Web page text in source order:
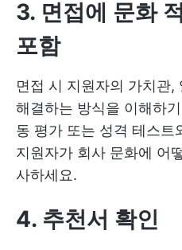
3. 면접에 문화
포함
면접 시 지원자의 가치관,
해결하는 방식을 이해하
동 평가 또는 성격 테스트
지원자가 회사 문화에 어
사하세요.
4. 추천서 확인